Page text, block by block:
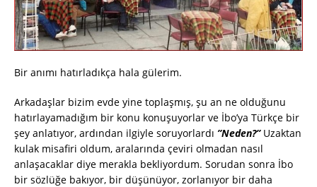
Bir anımı hatırladıkça hala gülerim.
Arkadaşlar bizim evde yine toplaşmış, şu an ne olduğunu
hatırlayamadığım bir konu konuşuyorlar ve İbo’ya Türkçe bir
şey anlatıyor, ardından ilgiyle soruyorlardı ”Neden?” Uzaktan
kulak misafiri oldum, aralarında çeviri olmadan nasıl
anlaşacaklar diye merakla bekliyordum. Sorudan sonra İbo
bir sözlüğe bakıyor, bir düşünüyor, zorlanıyor bir daha